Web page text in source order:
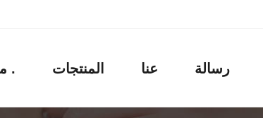
منزل . المنتجات عنا رسالة